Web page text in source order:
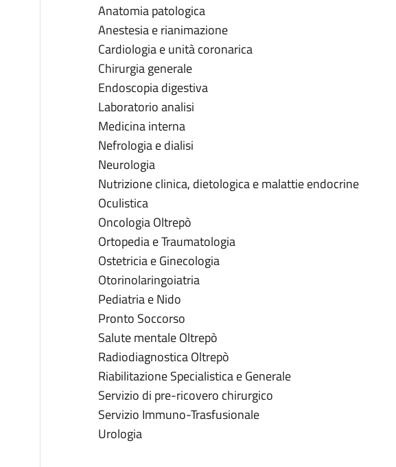
Anatomia patologica
Anestesia e rianimazione
Cardiologia e unità coronarica
Chirurgia generale
Endoscopia digestiva
Laboratorio analisi
Medicina interna
Nefrologia e dialisi
Neurologia
Nutrizione clinica, dietologica e malattie endocrine
Oculistica
Oncologia Oltrepò
Ortopedia e Traumatologia
Ostetricia e Ginecologia
Otorinolaringoiatria
Pediatria e Nido
Pronto Soccorso
Salute mentale Oltrepò
Radiodiagnostica Oltrepò
Riabilitazione Specialistica e Generale
Servizio di pre-ricovero chirurgico
Servizio Immuno-Trasfusionale
Urologia